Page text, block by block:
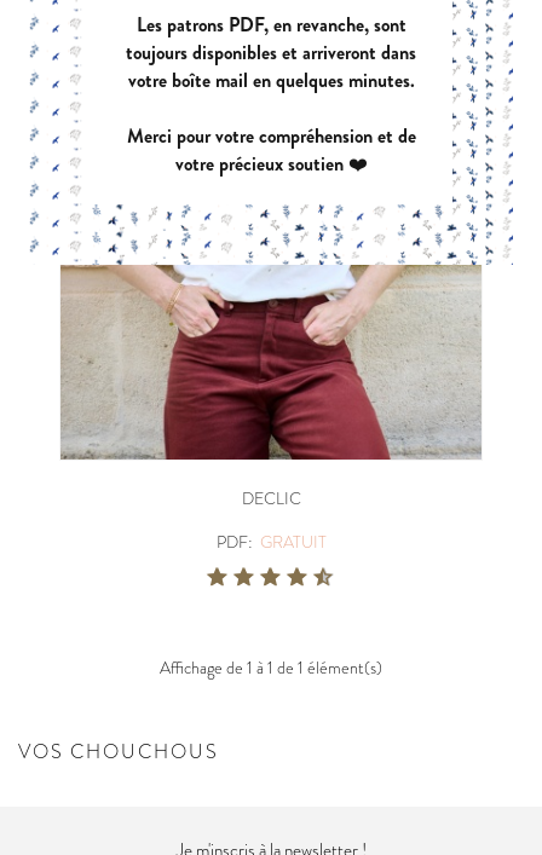
DECLIC
PDF: GRATUIT
Affichage de 1 à 1 de 1 élément(s)
VOS CHOUCHOUS
Les patrons PDF, en revanche, sont
toujours disponibles et arriveront dans
votre boîte mail en quelques minutes.
Merci pour votre compréhension et de
votre précieux soutien ❤️